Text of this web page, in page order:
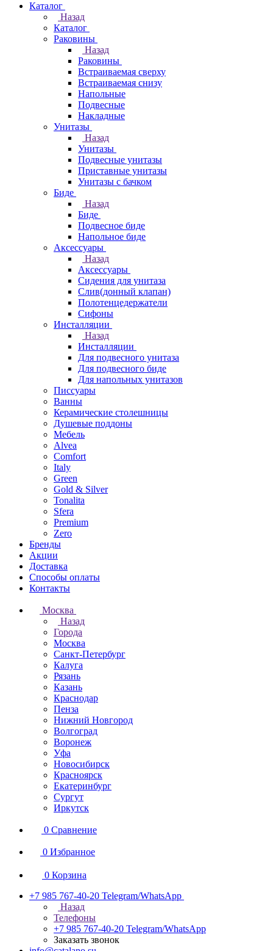
Каталог
Назад
Каталог
Раковины
Назад
Раковины
Встраиваемая сверху
Встраиваемая снизу
Напольные
Подвесные
Накладные
Унитазы
Назад
Унитазы
Подвесные унитазы
Приставные унитазы
Унитазы с бачком
Биде
Назад
Биде
Подвесное биде
Напольное биде
Аксессуары
Назад
Аксессуары
Сидения для унитаза
Слив(донный клапан)
Полотенцедержатели
Сифоны
Инсталляции
Назад
Инсталляции
Для подвесного унитаза
Для подвесного биде
Для напольных унитазов
Писсуары
Ванны
Керамические столешницы
Душевые поддоны
Мебель
Alvea
Comfort
Italy
Green
Gold & Silver
Tonalita
Sfera
Premium
Zero
Бренды
Акции
Доставка
Способы оплаты
Контакты
Москва
Назад
Города
Москва
Санкт-Петербург
Калуга
Рязань
Казань
Краснодар
Пенза
Нижний Новгород
Волгоград
Воронеж
Уфа
Новосибирск
Красноярск
Екатеринбург
Сургут
Иркутск
0 Сравнение
0 Избранное
0 Корзина
+7 985 767-40-20 Telegram/WhatsApp
Назад
Телефоны
+7 985 767-40-20 Telegram/WhatsApp
Заказать звонок